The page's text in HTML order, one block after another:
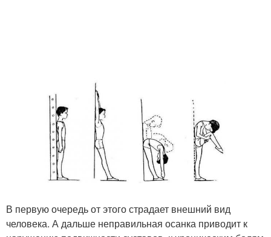
В первую очередь от этого страдает внешний вид
человека. А дальше неправильная осанка приводит к